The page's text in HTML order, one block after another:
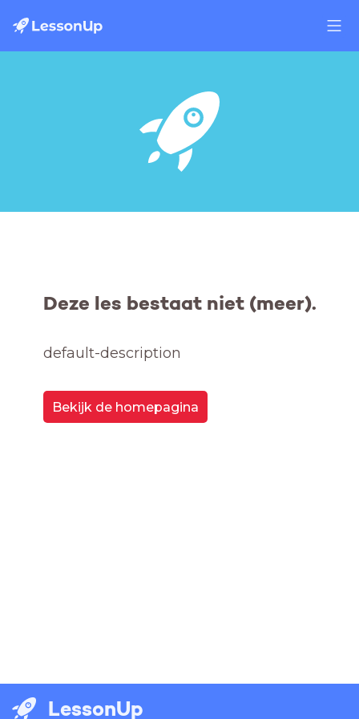
Deze les bestaat niet (meer).
default-description
Bekijk de homepagina
LessonUp